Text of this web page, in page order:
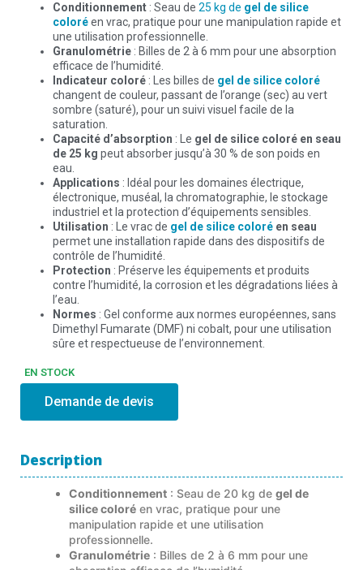
Conditionnement : Seau de 25 kg de gel de silice
coloréen vrac, pratique pour une manipulation rapide et
une utilisation professionnelle.
Granulométrie : Billes de 2 à 6 mm pour une absorption
efficace de l’humidité.
Indicateur coloré : Les billes de gel de silice coloré
changent de couleur, passant de l’orange (sec) au vert
sombre (saturé), pour un suivi visuel facile de la
saturation.
Capacité d’absorption : Le gel de silice coloré en seau
de 25 kg peut absorber jusqu’à 30 % de son poids en
eau.
Applications : Idéal pour les domaines électrique,
électronique, muséal, la chromatographie, le stockage
industriel et la protection d’équipements sensibles.
Utilisation : Le vrac de gel de silice coloré en seau
permet une installation rapide dans des dispositifs de
contrôle de l’humidité.
Protection : Préserve les équipements et produits
contre l’humidité, la corrosion et les dégradations liées à
l’eau.
Normes : Gel conforme aux normes européennes, sans
Dimethyl Fumarate (DMF) ni cobalt, pour une utilisation
sûre et respectueuse de l’environnement.
EN STOCK
Demande de devis
Description
Conditionnement : Seau de 20 kg de gel de
silice coloré en vrac, pratique pour une
manipulation rapide et une utilisation
professionnelle.
Granulométrie : Billes de 2 à 6 mm pour une